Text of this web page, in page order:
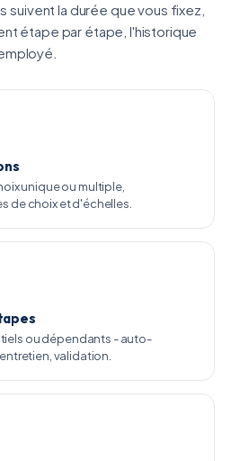
suivent la durée que vous fixez,
étape par étape, l'historique
unique ou multiple,
de choix et d'échelles.
ou dépendants - auto-
validation.